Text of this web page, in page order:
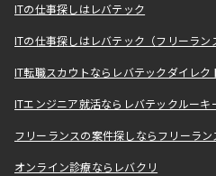
ITの仕事探しはレバテック
ITの仕事探しはレバテック（フリーラン
IT転職スカウトならレバテックダイレク
ITエンジニア就活ならレバテックルーキ
フリーランスの案件探しならフリーラン
オンライン診療ならレバクリ